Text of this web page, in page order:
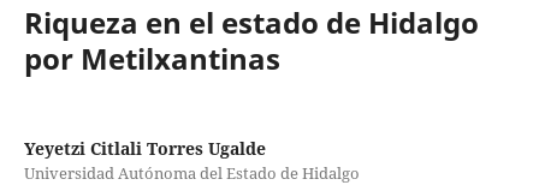
Riqueza en el estado de Hidalgo
por Metilxantinas
Yeyetzi Citlali Torres Ugalde
Universidad Autónoma del Estado de Hidalgo